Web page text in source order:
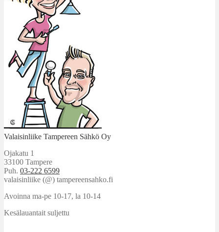
Valaisinliike Tampereen Sähkö Oy
Ojakatu 1
33100 Tampere
Puh. 03-222 6599
valaisinliike (@) tampereensahko.fi
Avoinna ma-pe 10-17, la 10-14
Kesälauantait suljettu